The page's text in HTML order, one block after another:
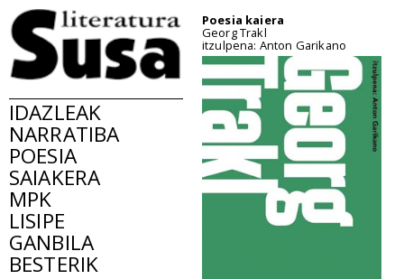
IDAZLEAK
NARRATIBA
POESIA
SAIAKERA
MPK
LISIPE
GANBILA
BESTERIK
Poesia kaiera
Georg Trakl
itzulpena: Anton Garikano